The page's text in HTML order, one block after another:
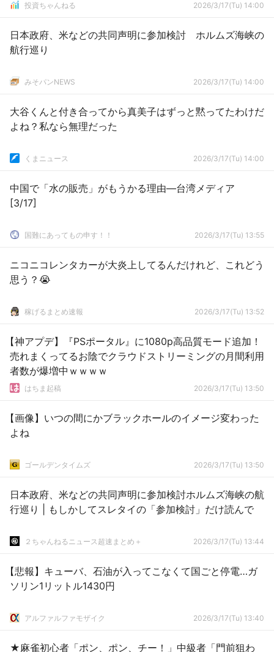
投資ちゃんねる 2026/3/17(Tu) 14:00
日本政府、米などの共同声明に参加検討 ホルムズ海峡の
航行巡り
みそパンNEWS 2026/3/17(Tu) 14:00
大谷くんと付き合ってから真美子はずっと黙ってたわけだ
よね？私なら無理だった
くまニュース 2026/3/17(Tu) 14:00
中国で「水の販売」がもうかる理由―台湾メディア
[3/17]
国難にあってもの申す！！ 2026/3/17(Tu) 13:55
ニコニコレンタカーが大炎上してるんだけれど、これどう
思う？😭
稼げるまとめ速報 2026/3/17(Tu) 13:52
【神アプデ】『PSポータル』に1080p高品質モード追加！
売れまくってるお陰でクラウドストリーミングの月間利用
者数が爆増中ｗｗｗｗ
はちま起稿 2026/3/17(Tu) 13:50
【画像】いつの間にかブラックホールのイメージ変わった
よね
ゴールデンタイムズ 2026/3/17(Tu) 13:50
日本政府、米などの共同声明に参加検討ホルムズ海峡の航
行巡り | もしかしてスレタイの「参加検討」だけ読んで
２ちゃんねるニュース超速まとめ＋ 2026/3/17(Tu) 13:44
【悲報】キューバ、石油が入ってこなくて国ごと停電…ガ
ソリン1リットル1430円
アルファルファモザイク 2026/3/17(Tu) 13:40
★麻雀初心者「ポン、ポン、チー！」中級者「門前狙わ